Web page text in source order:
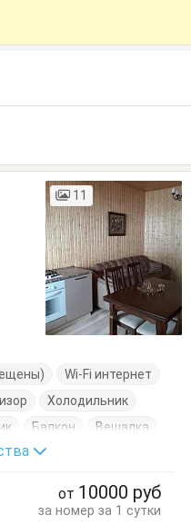
11
Wi-Fi интернет
Холодильник
Балкон
Вешалка
столик
Пуфик Стол
Стулья
от 10000 руб
за номер за 1 сутки